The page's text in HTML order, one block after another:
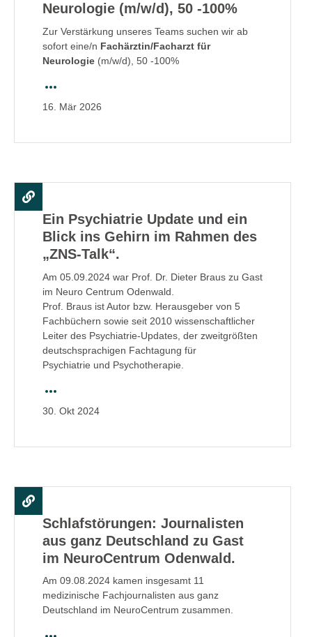
Neurologie (m/w/d), 50 -100%
Zur Verstärkung unseres Teams suchen wir ab
sofort eine/n Fachärztin/Facharzt für
Neurologie (m/w/d), 50 -100%
16. Mär 2026
Ein Psychiatrie Update und ein
Blick ins Gehirn im Rahmen des
„ZNS-Talk“.
Am 05.09.2024 war Prof. Dr. Dieter Braus zu Gast
im Neuro Centrum Odenwald.
Prof. Braus ist Autor bzw. Herausgeber von 5
Fachbüchern sowie seit 2010 wissenschaftlicher
Leiter des Psychiatrie-Updates, der zweitgrößten
deutschsprachigen Fachtagung für
Psychiatrie und Psychotherapie.
30. Okt 2024
Schlafstörungen: Journalisten
aus ganz Deutschland zu Gast
im NeuroCentrum Odenwald.
Am 09.08.2024 kamen insgesamt 11
medizinische Fachjournalisten aus ganz
Deutschland im NeuroCentrum zusammen.